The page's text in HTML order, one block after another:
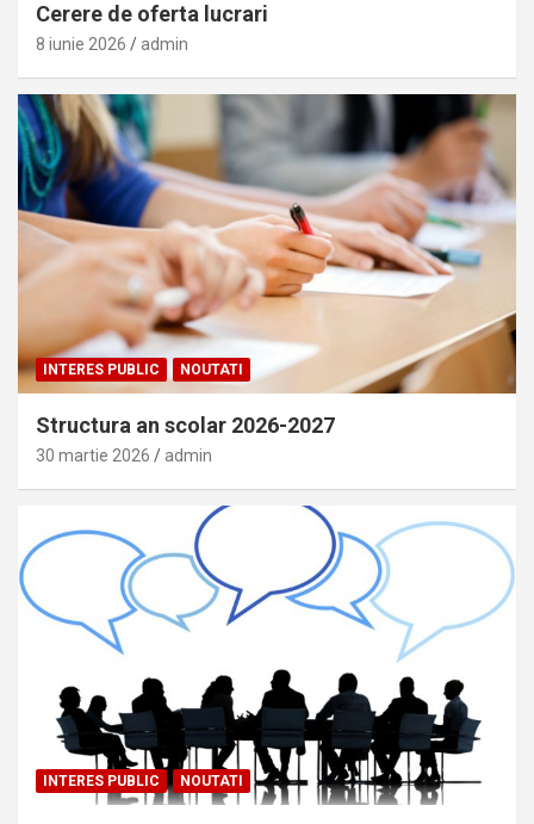
Cerere de oferta lucrari
8 iunie 2026 admin
INTERES PUBLIC NOUTATI
Structura an scolar 2026-2027
30 martie 2026 admin
INTERES PUBLIC NOUTATI